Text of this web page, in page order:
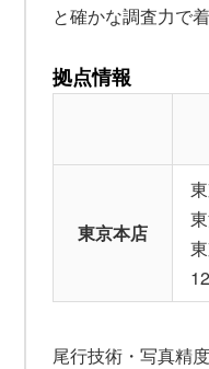
と確かな調査力で
拠点情報
東京本店
尾行技術・写真精